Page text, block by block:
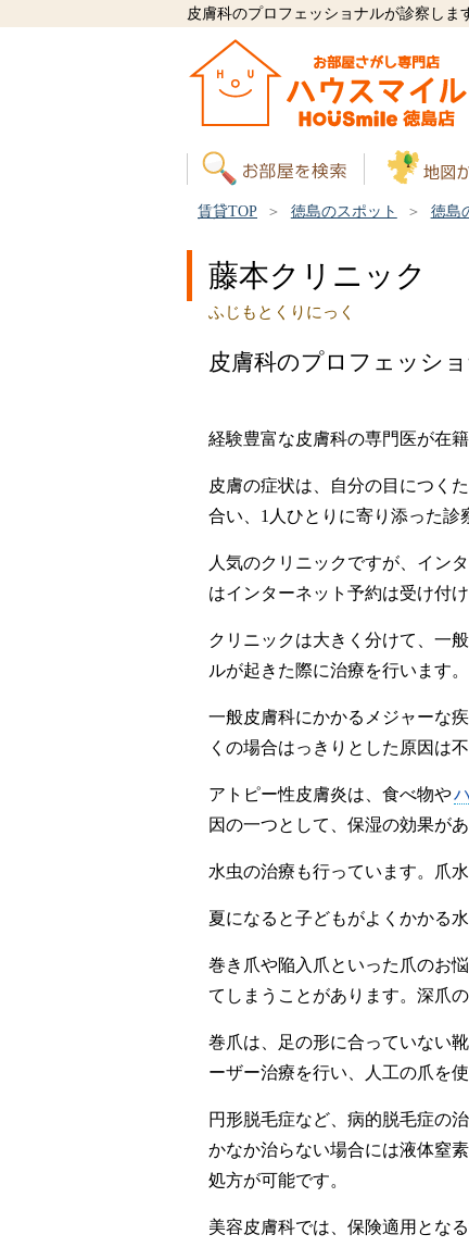
皮膚科のプロフェッショナルが診察しま
賃貸TOP 徳島のスポット 徳島
藤本クリニック
ふじもとくりにっく
皮膚科のプロフェッシ
経験豊富な皮膚科の専門医が在
皮膚の症状は、自分の目につく
合い、1人ひとりに寄り添った診
人気のクリニックですが、イン
はインターネット予約は受け付
クリニックは大きく分けて、一
ルが起きた際に治療を行います
一般皮膚科にかかるメジャーな
くの場合はっきりとした原因は
アトピー性皮膚炎は、食べ物や
因の一つとして、保湿の効果が
水虫の治療も行っています。爪
夏になると子どもがよくかかる
巻き爪や陥入爪といった爪のお
てしまうことがあります。深爪
巻爪は、足の形に合っていない
ーザー治療を行い、人工の爪を
円形脱毛症など、病的脱毛症の
かなか治らない場合には液体窒
処方が可能です。
美容皮膚科では、保険適用とな